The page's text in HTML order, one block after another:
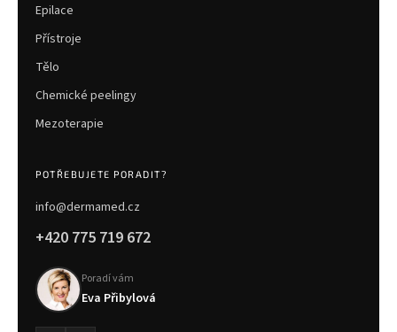
Epilace
Přístroje
Tělo
Chemické peelingy
Mezoterapie
POTŘEBUJETE PORADIT?
info@dermamed.cz
+420 775 719 672
Poradí vám
Eva Přibylová